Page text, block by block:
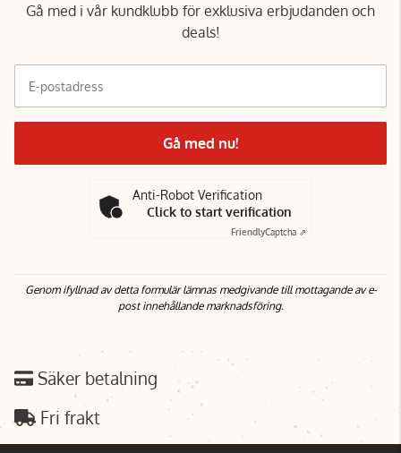
Gå med i vår kundklubb för exklusiva erbjudanden och
deals!
E-postadress
Gå med nu!
Anti-Robot Verification
Click to start verification
FriendlyCaptcha ⇗
Genom ifyllnad av detta formulär lämnas medgivande till mottagande av e-
post innehållande marknadsföring.
Säker betalning
Fri frakt